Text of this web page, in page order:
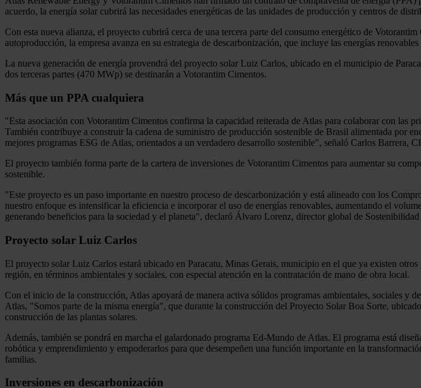
acuerdo, la energía solar cubrirá las necesidades energéticas de las unidades de producción y centros de
Con esta nueva alianza, el proyecto cubrirá cerca de una tercera parte del consumo energético de
autoproducción, la empresa avanza en su estrategia de descarbonización, que incluye las energías
La nueva generación de energía provendrá del proyecto solar Luiz Carlos, ubicado en el municipio de
dos terceras partes (470 MWp) se destinarán a Votorantim Cimentos.
Más que un PPA cualquiera
"Esta asociación con Votorantim Cimentos confirma la capacidad reiterada de Atlas para colaborar con las
También contribuye a construir la cadena de suministro de producción sostenible de Brasil alimentada por
mejores programas ESG de Atlas, orientados a un verdadero desarrollo sostenible", señaló Carlos Barrera,
El proyecto también forma parte de la cartera de inversiones de Votorantim Cimentos para aumentar su
sostenible.
"Este proyecto es un paso importante en nuestro proceso de descarbonización y está alineado con los
nuestro enfoque es intensificar la eficiencia e incorporar el uso de energías renovables, aumentando el
generando beneficios para la sociedad y el planeta", declaró Álvaro Lorenz, director global de
Proyecto solar Luiz Carlos
El proyecto solar Luiz Carlos estará ubicado en Paracatu, Minas Gerais, municipio en el que ya existen
región, en términos ambientales y sociales, con especial atención en la contratación de mano de obra local.
Con el inicio de la construcción, Atlas apoyará de manera activa sólidos programas ambientales, sociales y
Atlas, "Somos parte de la misma energía", que durante la construcción del Proyecto Solar Boa Sorte,
construcción de las plantas solares.
Además, también se pondrá en marcha el galardonado programa Ed-Mundo de Atlas. El programa está
robótica y emprendimiento y empoderarlos para que desempeñen una función importante en la
familias.
Inversiones en descarbonización